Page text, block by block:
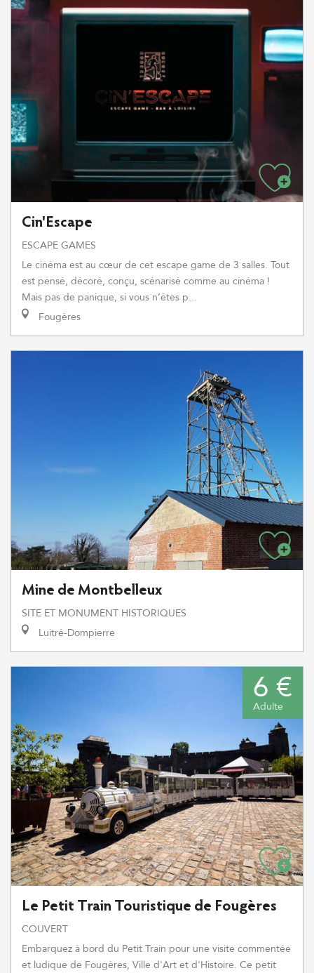
Cin'Escape
ESCAPE GAMES
Le cinéma est au cœur de cet escape game de 3 salles. Tout
est pensé, décoré, conçu, scénarisé comme au cinéma !
Mais pas de panique, si vous n’êtes p...
Fougères
Mine de Montbelleux
SITE ET MONUMENT HISTORIQUES
Luitré-Dompierre
6 €
Adulte
Le Petit Train Touristique de Fougères
COUVERT
Embarquez à bord du Petit Train pour une visite commentée
et ludique de Fougères, Ville d'Art et d'Histoire. Ce petit